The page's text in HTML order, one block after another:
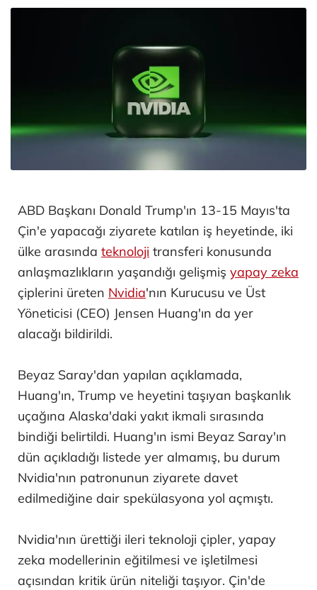
ABD Başkanı Donald Trump'ın 13-15 Mayıs'ta
Çin'e yapacağı ziyarete katılan iş heyetinde, iki
ülke arasında teknoloji transferi konusunda
anlaşmazlıkların yaşandığı gelişmiş yapay zeka
çiplerini üreten Nvidia'nın Kurucusu ve Üst
Yöneticisi (CEO) Jensen Huang'ın da yer
alacağı bildirildi.
Beyaz Saray'dan yapılan açıklamada,
Huang'ın, Trump ve heyetini taşıyan başkanlık
uçağına Alaska'daki yakıt ikmali sırasında
bindiği belirtildi. Huang'ın ismi Beyaz Saray'ın
dün açıkladığı listede yer almamış, bu durum
Nvidia'nın patronunun ziyarete davet
edilmediğine dair spekülasyona yol açmıştı.
Nvidia'nın ürettiği ileri teknoloji çipler, yapay
zeka modellerinin eğitilmesi ve işletilmesi
açısından kritik ürün niteliği taşıyor. Çin'de